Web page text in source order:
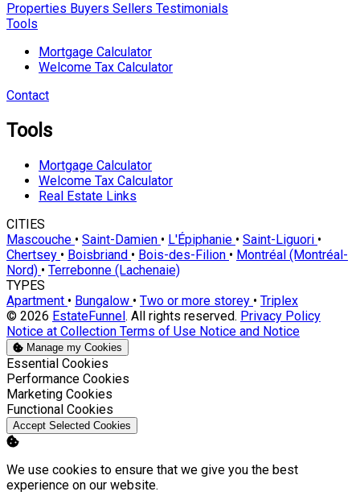
Properties Buyers Sellers Testimonials
Tools
Mortgage Calculator
Welcome Tax Calculator
Contact
Tools
Mortgage Calculator
Welcome Tax Calculator
Real Estate Links
CITIES
Mascouche • Saint-Damien • L'Épiphanie • Saint-Liguori •
Chertsey • Boisbriand • Bois-des-Filion • Montréal (Montréal-
Nord) • Terrebonne (Lachenaie)
TYPES
Apartment • Bungalow • Two or more storey • Triplex
© 2026 EstateFunnel . All rights reserved. Privacy Policy
Notice at Collection Terms of Use Notice and Notice
Manage my Cookies
Enable
Essential Cookies
Enable
Performance Cookies
Enable
Marketing Cookies
Enable
Functional Cookies
Accept Selected Cookies
We use cookies to ensure that we give you the best
experience on our website.